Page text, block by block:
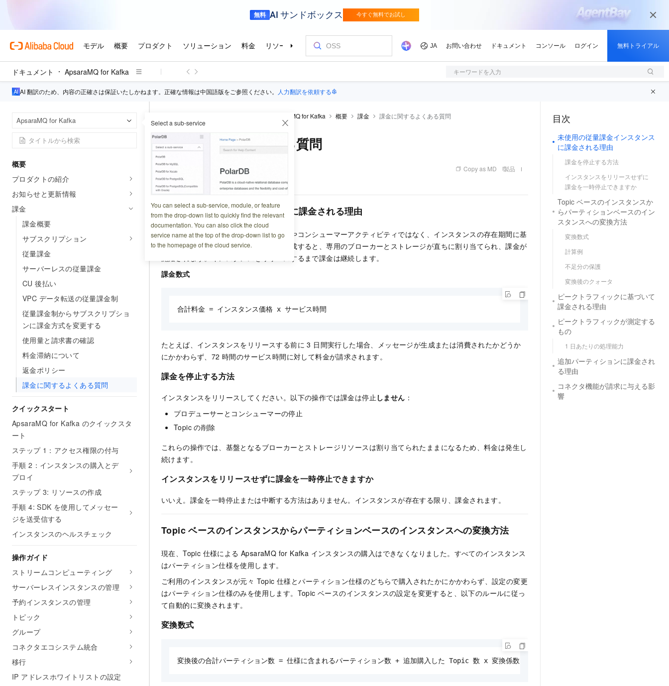
ドキュメント ApsaraMQ for Kafka キーワードを入力
AI 翻訳のため、内容の正確さは保証いたしかねます。正確な情報は中国語版をご参照ください。 人力翻訳を依頼する
ApsaraMQ for Kafka Select a sub-service
You can select a sub-service, module, or feature
from the drop-down list to quickly find the relevant
documentation. You can also click the cloud
service name at the top of the drop-down list to go
to the homepage of the cloud service.
概要
プロダクトの紹介
お知らせと更新情報
課金
課金概要
サブスクリプション
従量課金
サーバーレスの従量課金
CU 後払い
VPC データ転送の従量課金制
従量課金制からサブスクリプショ
ンに課金方式を変更する
使用量と請求書の確認
料金滞納について
返金ポリシー
課金に関するよくある質問
クイックスタート
ApsaraMQ for Kafka のクイックスタ
ート
ステップ 1：アクセス権限の付与
手順 2：インスタンスの購入とデ
プロイ
ステップ 3: リソースの作成
手順 4: SDK を使用してメッセー
ジを送受信する
インスタンスのヘルスチェック
操作ガイド
ストリームコンピューティング
サーバーレスインスタンスの管理
予約インスタンスの管理
トピック
グループ
コネクタエコシステム統合
移行
IP アドレスホワイトリストの設定
ApsaraMQ for Kafka 概要 課金 課金に関するよくある質問
課金に関するよくある質問
更新日時 2026-03-10 20:49:40 Copy as MD 製品
未使用の従量課金インスタンスに課金される理由
従量課金インスタンスは、メッセージ量やコンシューマーアクティビティではなく、インスタンスの存在期間に基
づいて課金されます。インスタンスを作成すると、専用のブローカーとストレージが直ちに割り当てられ、課金が
開始されます。インスタンスをリリースするまで課金は継続します。
課金数式
合計料金 = インスタンス価格 x サービス時間
たとえば、インスタンスをリリースする前に 3 日間実行した場合、メッセージが生成または消費されたかどうか
にかかわらず、72 時間のサービス時間に対して料金が請求されます。
課金を停止する方法
インスタンスをリリースしてください。以下の操作では課金は停止 しません ：
プロデューサーとコンシューマーの停止
Topic の削除
これらの操作では、基盤となるブローカーとストレージリソースは割り当てられたままになるため、料金は発生し
続けます。
インスタンスをリリースせずに課金を一時停止できますか
いいえ。課金を一時停止または中断する方法はありません。インスタンスが存在する限り、課金されます。
Topic ベースのインスタンスからパーティションベースのインスタンスへの変換方法
現在、Topic 仕様による ApsaraMQ for Kafka インスタンスの購入はできなくなりました。すべてのインスタンス
はパーティション仕様を使用します。
ご利用のインスタンスが元々 Topic 仕様とパーティション仕様のどちらで購入されたかにかかわらず、設定の変更
はパーティション仕様のみを使用します。Topic ベースのインスタンスの設定を変更すると、以下のルールに従っ
て自動的に変換されます。
変換数式
変換後の合計パーティション数 = 仕様に含まれるパーティション数 + 追加購入した Topic 数 x 変換係数
目次
未使用の従量課金インスタンス
に課金される理由
課金を停止する方法
インスタンスをリリースせずに
課金を一時停止できますか
Topic ベースのインスタンスか
らパーティションベースのイン
スタンスへの変換方法
変換数式
計算例
不足分の保護
変換後のクォータ
ピークトラフィックに基づいて
課金される理由
ピークトラフィックが測定する
もの
1 日あたりの処理能力
追加パーティションに課金され
る理由
コネクタ機能が請求に与える影
響